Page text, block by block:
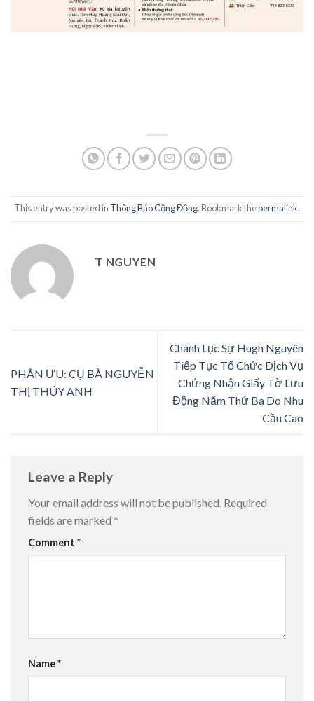
This entry was posted in Thông Báo Cộng Đồng. Bookmark thepermalink.
T NGUYEN
PHÂN ƯU: CỤ BÀ NGUYỄN
THỊ THÚY ANH
Chánh Lục Sự Hugh Nguyên
Tiếp Tục Tổ Chức Dịch Vụ
Chứng Nhận Giấy Tờ Lưu
Động Năm Thứ Ba Do Nhu
Cầu Cao
Leave a Reply
Your email address will not be published. Required
fields are marked *
Comment *
Name*